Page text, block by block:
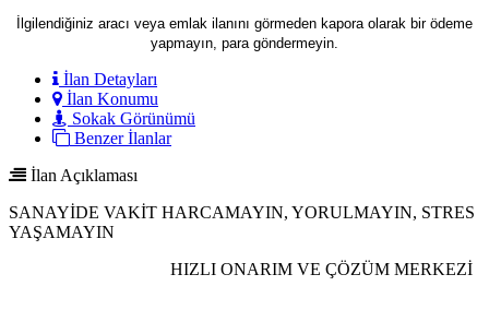
İlgilendiğiniz aracı veya emlak ilanını görmeden kapora olarak bir ödeme
yapmayın, para göndermeyin.
İlan Detayları
İlan Konumu
Sokak Görünümü
Benzer İlanlar
İlan Açıklaması
SANAYİDE VAKİT HARCAMAYIN, YORULMAYIN, STRES
YAŞAMAYIN
HIZLI ONARIM VE ÇÖZÜM MERKEZİ